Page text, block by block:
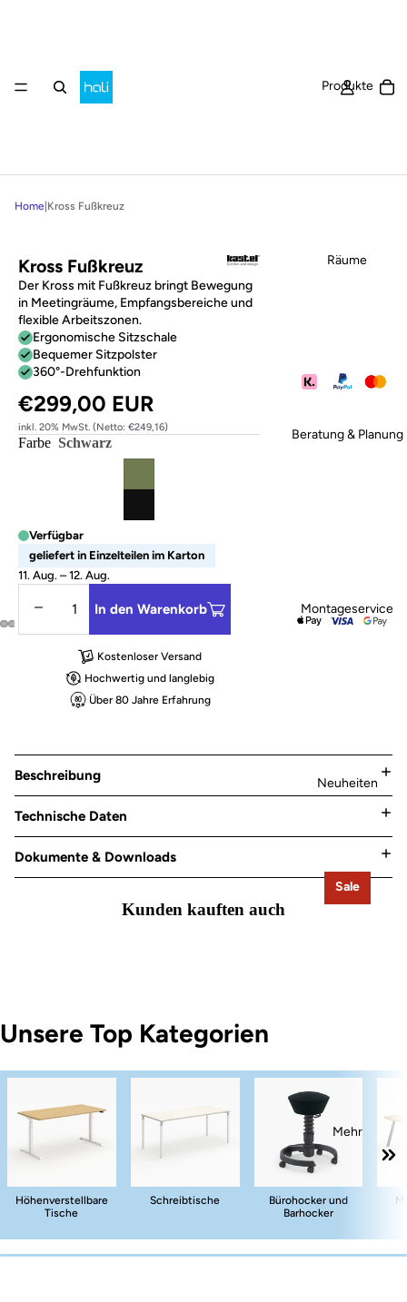
Produkte
Räume
Beratung & Planung
Montageservice
Neuheiten
Sale
Mehr
Home Kross Fußkreuz
Kross Fußkreuz
Der Kross mit Fußkreuz bringt Bewegung
in Meetingräume, Empfangsbereiche und
flexible Arbeitszonen.
Ergonomische Sitzschale
Bequemer Sitzpolster
360°-Drehfunktion
€299,00 EUR
inkl. 20% MwSt. (Netto: €249,16)
Farbe Schwarz
Verfügbar
geliefert in Einzelteilen im Karton
11. Aug. – 12. Aug.
Menge verringernMenge erhöhen
In den Warenkorb
Kostenloser Versand
Hochwertig und langlebig
Über 80 Jahre Erfahrung
Beschreibung
Technische Daten
Dokumente & Downloads
Kunden kauften auch
Unsere Top Kategorien
Höhenverstellbare
Tische
Schreibtische
Bürohocker und
Barhocker